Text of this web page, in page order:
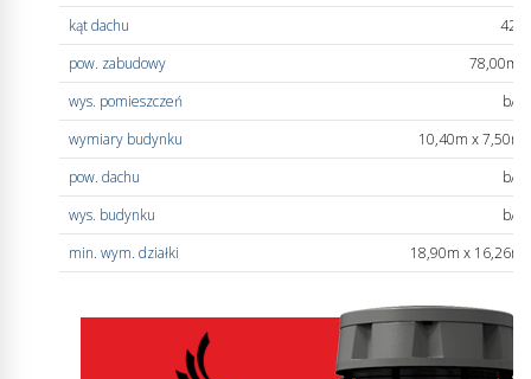
kąt dachu
42°
pow. zabudowy
78,00m
wys. pomieszczeń
b/d
wymiary budynku
10,40m x 7,50m
pow. dachu
b/d
wys. budynku
b/d
min. wym. działki
18,90m x 16,26m